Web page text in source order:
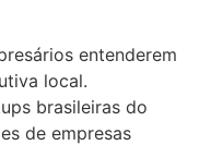
entenderem
local.
brasileiras do
de empresas